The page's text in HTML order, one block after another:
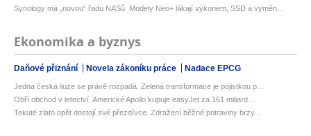
Synology má „novou“ řadu NASů. Modely Neo+ lákají výkonem, SSD a vyměn...
Ekonomika a byznys
Daňové přiznání Novela zákoníku práce Nadace EPCG
Jedna česká iluze se právě rozpadá. Zelená transformace je pojistkou p...
Obří obchod v letectví. Americké Apollo kupuje easyJet za 161 miliard ...
Tekuté zlato opět dostojí své přezdívce. Zdražení běžné potraviny brzy...